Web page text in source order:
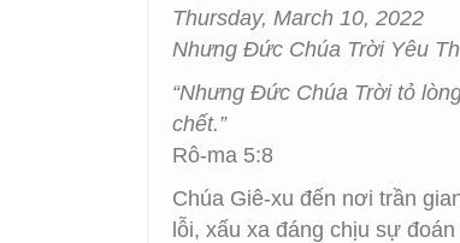
Thursday, March 10, 2022
Nhưng Đức Chúa Trời Yêu
“Nhưng Đức Chúa Trời tỏ
chết.”
Rô-ma 5:8
Chúa Giê-xu đến nơi trần
lỗi, xấu xa đáng chịu sự